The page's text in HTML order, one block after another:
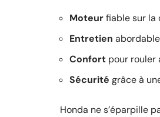
Moteurfiable sur la
Entretien
Confort pour rouler
Sécurité grâce à
Honda ne s’éparpille